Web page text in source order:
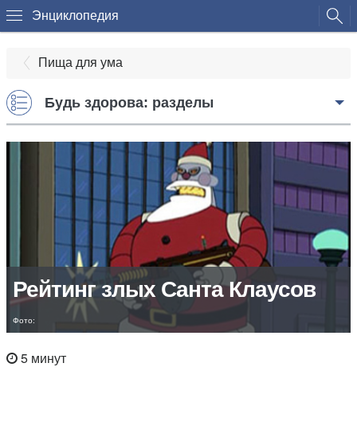
Энциклопедия
Пища для ума
Будь здорова: разделы
Рейтинг злых Санта Клаусов
Фото:
5 минут